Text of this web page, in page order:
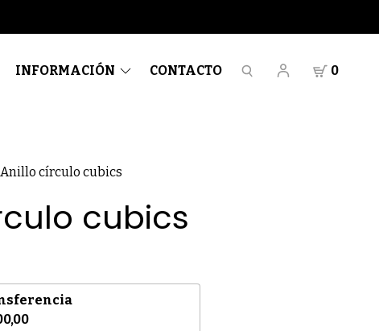
INFORMACIÓN CONTACTO 0
Anillo círculo cubics
cubics